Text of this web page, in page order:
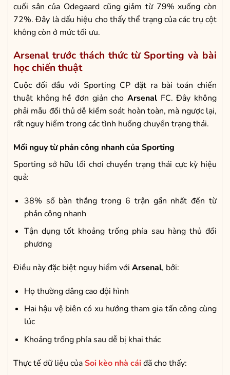
cuối sân của Odegaard cũng giảm từ 79% xuống còn
72%. Đây là dấu hiệu cho thấy thể trạng của các trụ cột
không còn ở mức tối ưu.
Arsenal trước thách thức từ Sporting và bài
học chiến thuật
Cuộc đối đầu với Sporting CP đặt ra bài toán chiến
thuật không hề đơn giản cho Arsenal FC. Đây không
phải mẫu đối thủ dễ kiểm soát hoàn toàn, mà ngược lại,
rất nguy hiểm trong các tình huống chuyển trạng thái.
Mối nguy từ phản công nhanh của Sporting
Sporting sở hữu lối chơi chuyển trạng thái cực kỳ hiệu
quả:
38% số bàn thắng trong 6 trận gần nhất đến từ
phản công nhanh
Tận dụng tốt khoảng trống phía sau hàng thủ đối
phương
Điều này đặc biệt nguy hiểm với Arsenal, bởi:
Họ thường dâng cao đội hình
Hai hậu vệ biên có xu hướng tham gia tấn công cùng
lúc
Khoảng trống phía sau dễ bị khai thác
Thực tế dữ liệu củaSoi kèo nhà cáiđã cho thấy: